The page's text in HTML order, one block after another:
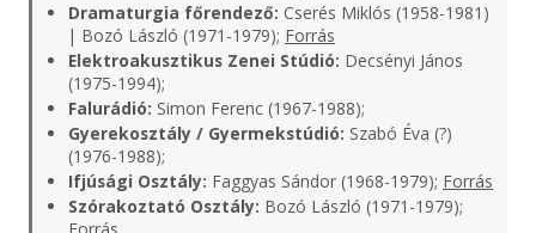
Dramaturgia főrendező: Cserés Miklós (1958-1981)
| Bozó László (1971-1979); Forrás
Elektroakusztikus Zenei Stúdió: Decsényi János
(1975-1994);
Falurádió: Simon Ferenc (1967-1988);
Gyerekosztály / Gyermekstúdió: Szabó Éva (?)
(1976-1988);
Ifjúsági Osztály: Faggyas Sándor (1968-1979); Forrás
Szórakoztató Osztály: Bozó László (1971-1979);